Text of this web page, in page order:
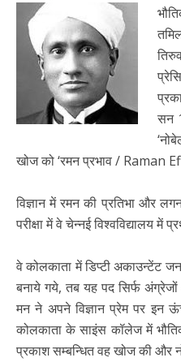
सन
खोज को ‘रमन प्रभाव / Raman
विज्ञान में रमन की प्रतिभा और
परीक्षा में वे चेन्नई विश्वविद्यालय में
वे कोलकाता में डिप्टी अकाउन्टेंट
बनाये गये, तब यह पद सिर्फ
मन ने अपने विज्ञान प्रेम पर इन
कोलकाता के साइंस कॉलेज में
प्रकाश सम्बन्धित वह खोज की और